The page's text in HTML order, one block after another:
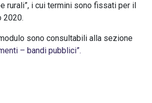
rurali”, i cui termini sono fissati per il
2020.
sono consultabili alla sezione
– bandi pubblici”.